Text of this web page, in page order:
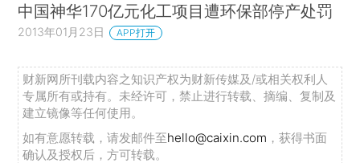
中国神华170亿元化工项目遭环保部停产处罚
2013年01月23日 APP打开
财新网所刊载内容之知识产权为财新传媒及/或相关权利人
专属所有或持有。未经许可，禁止进行转载、摘编、复制及
建立镜像等任何使用。
如有意愿转载，请发邮件至hello@caixin.com ，获得书面
确认及授权后，方可转载。